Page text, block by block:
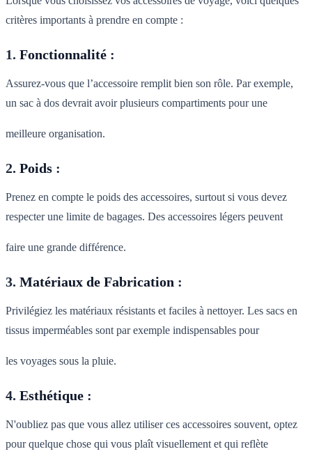
critères importants à prendre en compte :
1. Fonctionnalité :
Assurez-vous que l’accessoire remplit bien son rôle. Par exemple,
un sac à dos devrait avoir plusieurs compartiments pour une
meilleure organisation.
2. Poids :
Prenez en compte le poids des accessoires, surtout si vous devez
respecter une limite de bagages. Des accessoires légers peuvent
faire une grande différence.
3. Matériaux de Fabrication :
Privilégiez les matériaux résistants et faciles à nettoyer. Les sacs en
tissus imperméables sont par exemple indispensables pour
les voyages sous la pluie.
4. Esthétique :
N'oubliez pas que vous allez utiliser ces accessoires souvent, optez
pour quelque chose qui vous plaît visuellement et qui reflète